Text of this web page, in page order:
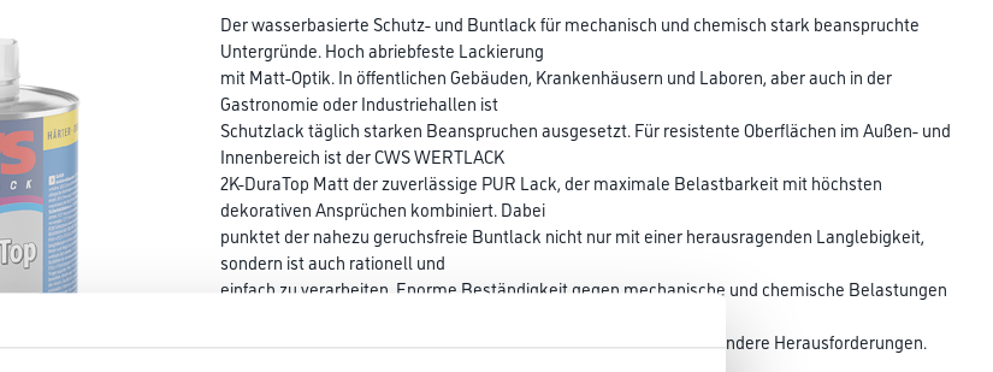
Der wasserbasierte Schutz- und Buntlack für mechanisch und chemisch stark beanspruchte
Untergründe. Hoch abriebfeste Lackierung
mit Matt-Optik. In öffentlichen Gebäuden, Krankenhäusern und Laboren, aber auch in der
Gastronomie oder Industriehallen ist
Schutzlack täglich starken Beanspruchen ausgesetzt. Für resistente Oberflächen im Außen- und
Innenbereich ist der CWS WERTLACK
2K-DuraTop Matt der zuverlässige PUR Lack, der maximale Belastbarkeit mit höchsten
dekorativen Ansprüchen kombiniert. Dabei
punktet der nahezu geruchsfreie Buntlack nicht nur mit einer herausragenden Langlebigkeit,
sondern ist auch rationell und
einfach zu verarbeiten. Enorme Beständigkeit gegen mechanische und chemische Belastungen
WERTLACK 2K-DuraTop Matt ist der Schutz- und Buntlack für besondere Herausforderungen.